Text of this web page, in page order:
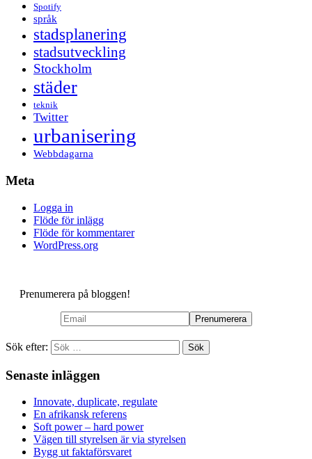
Spotify
språk
stadsplanering
stadsutveckling
Stockholm
städer
teknik
Twitter
urbanisering
Webbdagarna
Meta
Logga in
Flöde för inlägg
Flöde för kommentarer
WordPress.org
Prenumerera på bloggen!
Sök efter:
Senaste inläggen
Innovate, duplicate, regulate
En afrikansk referens
Soft power – hard power
Vägen till styrelsen är via styrelsen
Bygg ut faktaförsvaret